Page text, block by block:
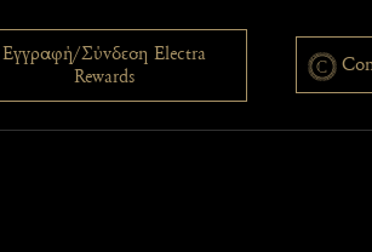
Εγγραφή/Σύνδεση Electra
Rewards